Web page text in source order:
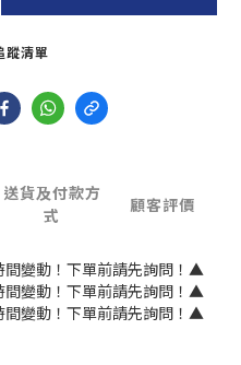
蹤清單
送貨及付款方
式
顧客評價
變動！下單前請先詢問！▲
變動！下單前請先詢問！▲
變動！下單前請先詢問！▲